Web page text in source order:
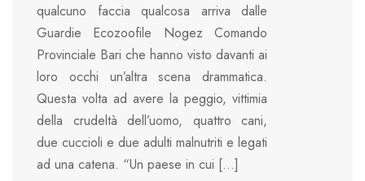
qualcuno faccia qualcosa arriva dalle
Guardie Ecozoofile Nogez Comando
Provinciale Bari che hanno visto davanti ai
loro occhi un’altra scena drammatica.
Questa volta ad avere la peggio, vittimia
della crudeltà dell’uomo, quattro cani,
due cuccioli e due adulti malnutriti e legati
ad una catena. “Un paese in cui […]